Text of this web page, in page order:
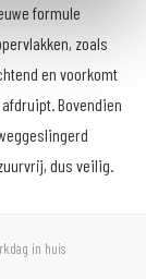
formule
zoals
en voorkomt
Bovendien
dus veilig.
in huis